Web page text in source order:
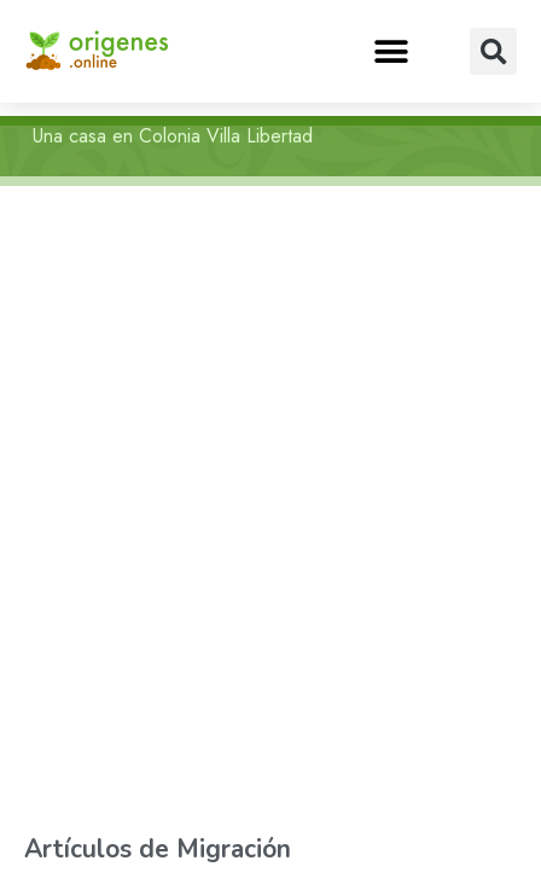
Una casa en Colonia Villa Libertad
Artículos de Migración